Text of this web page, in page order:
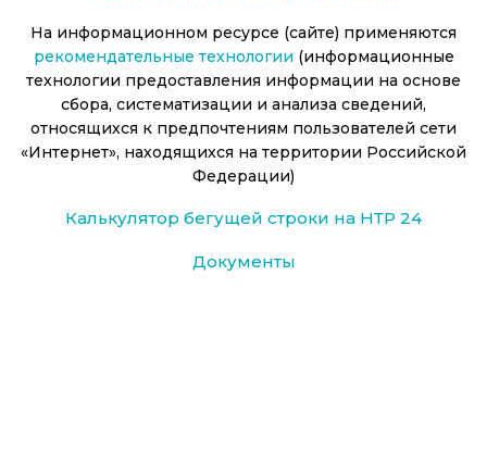
На информационном ресурсе (сайте) применяются
рекомендательные технологии (информационные
технологии предоставления информации на основе
сбора, систематизации и анализа сведений,
относящихся к предпочтениям пользователей сети
«Интернет», находящихся на территории Российской
Федерации)
Калькулятор бегущей строки на НТР 24
Документы